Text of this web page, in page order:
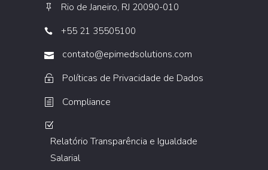
Rio de Janeiro, RJ 20090-010
+55 21 35505100
contato@epimedsolutions.com
Políticas de Privacidade de Dados
Compliance
Relatório Transparência e Igualdade
Salarial